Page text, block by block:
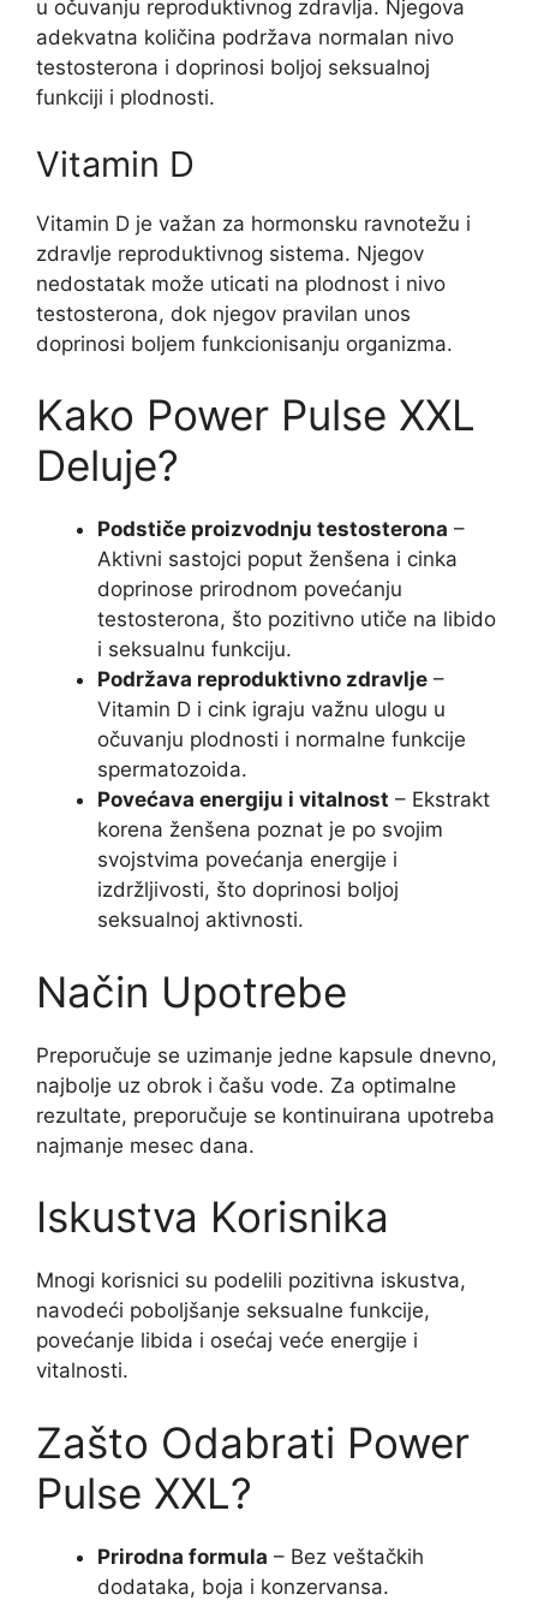
u očuvanju reproduktivnog zdravlja. Njegova
adekvatna količina podržava normalan nivo
testosterona i doprinosi boljoj seksualnoj
funkciji i plodnosti.
Vitamin D
Vitamin D je važan za hormonsku ravnotežu i
zdravlje reproduktivnog sistema. Njegov
nedostatak može uticati na plodnost i nivo
testosterona, dok njegov pravilan unos
doprinosi boljem funkcionisanju organizma.
Kako Power Pulse XXL
Deluje?
Podstiče proizvodnju testosterona –
Aktivni sastojci poput ženšena i cinka
doprinose prirodnom povećanju
testosterona, što pozitivno utiče na libido
i seksualnu funkciju.
Podržava reproduktivno zdravlje –
Vitamin D i cink igraju važnu ulogu u
očuvanju plodnosti i normalne funkcije
spermatozoida.
Povećava energiju i vitalnost – Ekstrakt
korena ženšena poznat je po svojim
svojstvima povećanja energije i
izdržljivosti, što doprinosi boljoj
seksualnoj aktivnosti.
Način Upotrebe
Preporučuje se uzimanje jedne kapsule dnevno,
najbolje uz obrok i čašu vode. Za optimalne
rezultate, preporučuje se kontinuirana upotreba
najmanje mesec dana.
Iskustva Korisnika
Mnogi korisnici su podelili pozitivna iskustva,
navodeći poboljšanje seksualne funkcije,
povećanje libida i osećaj veće energije i
vitalnosti.
Zašto Odabrati Power
Pulse XXL?
Prirodna formula – Bez veštačkih
dodataka, boja i konzervansa.